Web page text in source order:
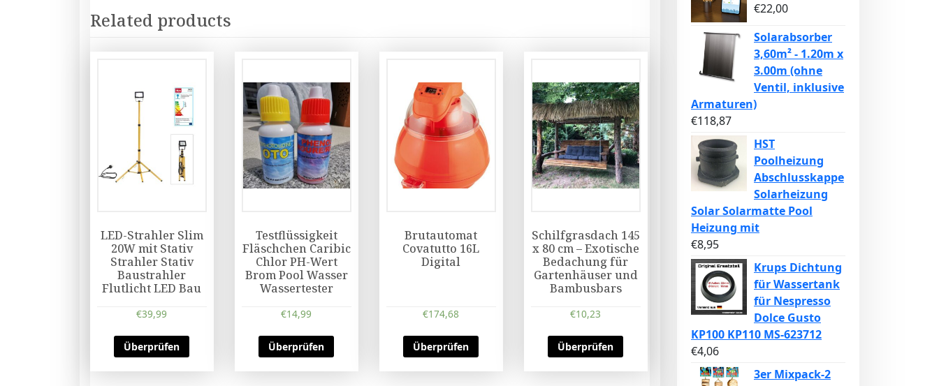
Related products
LED-Strahler Slim
20W mit Stativ
Strahler Stativ
Baustrahler
Flutlicht LED Bau
€39,99
Überprüfen
Testflüssigkeit
Fläschchen Caribic
Chlor PH-Wert
Brom Pool Wasser
Wassertester
€14,99
Überprüfen
Brutautomat
Covatutto 16L
Digital
€174,68
Überprüfen
Schilfgrasdach 145
x 80 cm – Exotische
Bedachung für
Gartenhäuser und
Bambusbars
€10,23
Überprüfen
€22,00
Solarabsorber
3,60m² - 1.20m x
3.00m (ohne
Ventil, inklusive
Armaturen)
€118,87
HST
Poolheizung
Abschlusskappe
Solarheizung
Solar Solarmatte Pool
Heizung mit
€8,95
Krups Dichtung
für Wassertank
für Nespresso
Dolce Gusto
KP100 KP110 MS-623712
€4,06
3er Mixpack-2